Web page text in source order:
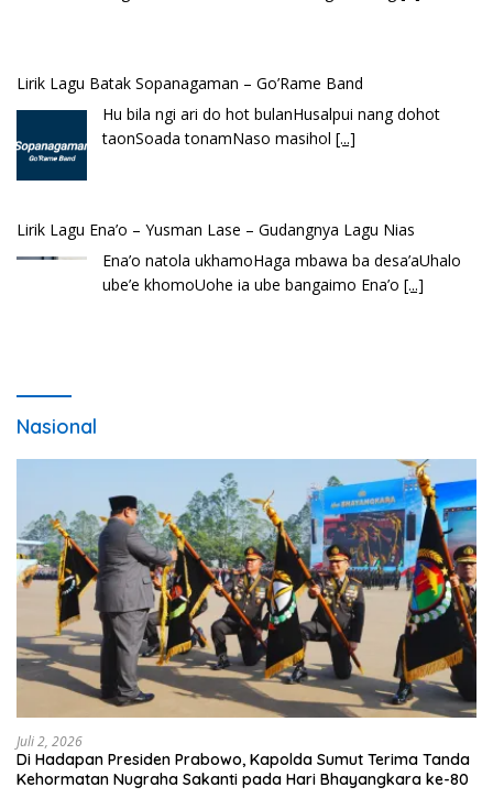
Lirik Lagu Batak Sopanagaman – Go’Rame Band
Hu bila ngi ari do hot bulanHusalpui nang dohot
taonSoada tonamNaso masihol [...]
Lirik Lagu Ena’o – Yusman Lase – Gudangnya Lagu Nias
Ena’o natola ukhamoHaga mbawa ba desa’aUhalo
ube’e khomoUohe ia ube bangaimo Ena’o [...]
Nasional
Juli 2, 2026
Di Hadapan Presiden Prabowo, Kapolda Sumut Terima Tanda
Kehormatan Nugraha Sakanti pada Hari Bhayangkara ke-80